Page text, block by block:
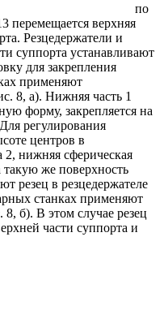
по
перемещается верхняя
Резцедержатели и
суппорта устанавливают
для закрепления
применяют
8, а). Нижняя часть 1
форму, закрепляется на
регулирования
центров в
2, нижняя сферическая
такую же поверхность
резец в резцедержателе
станках применяют
б). В этом случае резец
части суппорта и